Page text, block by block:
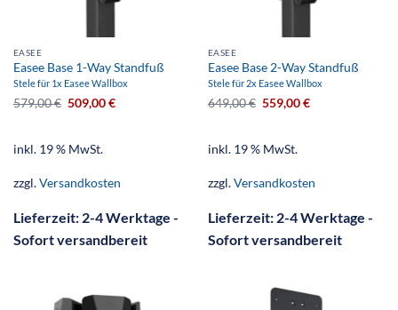
EASEE
Easee Base 1-Way Standfuß
Stele für 1x Easee Wallbox
579,00€ 509,00€
inkl. 19 % MwSt.
zzgl.Versandkosten
Lieferzeit: 2-4 Werktage -
Sofort versandbereit
EASEE
Easee Base 2-Way Standfuß
Stele für 2x Easee Wallbox
649,00€ 559,00€
inkl. 19 % MwSt.
zzgl.Versandkosten
Lieferzeit: 2-4 Werktage -
Sofort versandbereit